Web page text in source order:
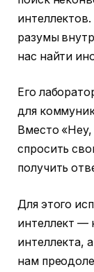
разумы
нас найти
Его
для
Вместо
спросить
получить
Для этого
интеллект —
интеллекта,
нам